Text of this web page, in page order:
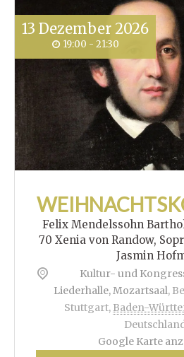
13 Dezember 2026
19:00 - 21:30
Felix Mendelssohn
70 Xenia von
Jasmin
Kultur- und
Liederhalle, Mozartsaal,
Stuttgart, Baden-
Google Karte